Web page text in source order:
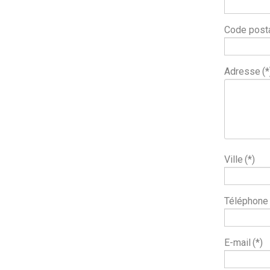
Code
Adresse
Ville (*)
Téléphone
E-mail (*)